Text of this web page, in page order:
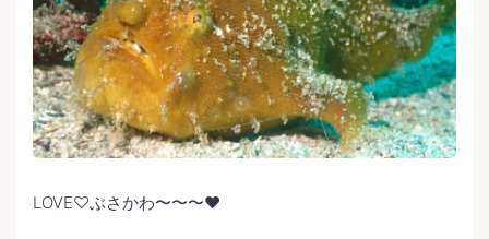
LOVE♡ぶさかわ〜〜〜❤️